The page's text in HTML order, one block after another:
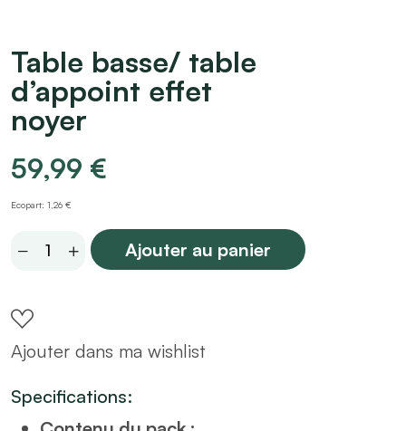
Table basse/ table
d’appoint effet
noyer
59,99 €
Ecopart: 1,26 €
Table
d'appoint
effet
quantity
Ajouter au panier
Ajouter dans ma wishlist
Specifications: